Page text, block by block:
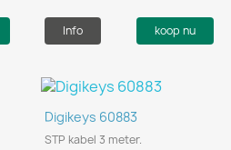
Info koop nu
Digikeys 60883
STP kabel 3 meter.